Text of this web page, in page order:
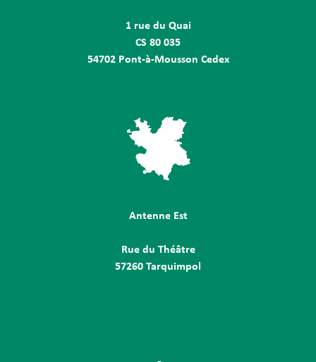
1 rue du Quai
CS 80 035
54702 Pont-à-Mousson Cedex
Antenne Est
Rue du Théâtre
57260 Tarquimpol